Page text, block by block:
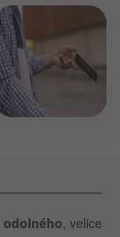
odolného, velice